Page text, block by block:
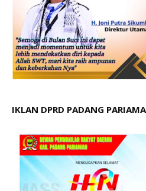
IKLAN DPRD PADANG